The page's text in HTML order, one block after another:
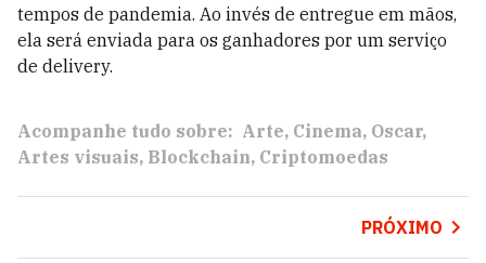
tempos de pandemia. Ao invés de entregue em mãos,
ela será enviada para os ganhadores por um serviço
de delivery.
Acompanhe tudo sobre: Arte Cinema Oscar
Artes visuais Blockchain Criptomoedas
PRÓXIMO